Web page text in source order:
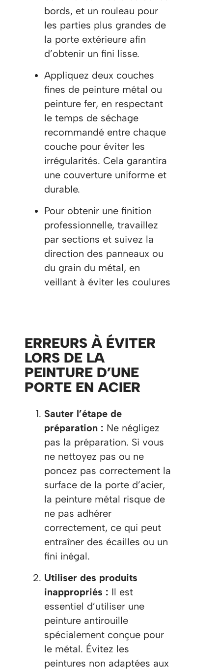
bords, et un rouleau pour
les parties plus grandes de
la porte extérieure afin
d’obtenir un fini lisse.
Appliquez deux couches
fines de peinture métal ou
peinture fer, en respectant
le temps de séchage
recommandé entre chaque
couche pour éviter les
irrégularités. Cela garantira
une couverture uniforme et
durable.
Pour obtenir une finition
professionnelle, travaillez
par sections et suivez la
direction des panneaux ou
du grain du métal, en
veillant à éviter les coulures​
ERREURS À ÉVITER
LORS DE LA
PEINTURE D’UNE
PORTE EN ACIER
Sauter l’étape de
préparation : Ne négligez
pas la préparation. Si vous
ne nettoyez pas ou ne
poncez pas correctement la
surface de la porte d’acier,
la peinture métal risque de
ne pas adhérer
correctement, ce qui peut
entraîner des écailles ou un
fini inégal.
Utiliser des produits
inappropriés : Il est
essentiel d’utiliser une
peinture antirouille
spécialement conçue pour
le métal. Évitez les
peintures non adaptées aux